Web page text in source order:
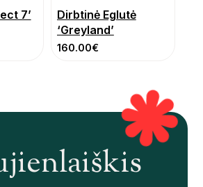
7’
Dirbtinė Eglutė
‘Greyland’
160.00€